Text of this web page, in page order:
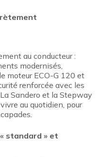
au conducteur :
modernisés,
moteur ECO-G 120 et
renforcée avec les
Sandero et la Stepway
au quotidien, pour
standard » et